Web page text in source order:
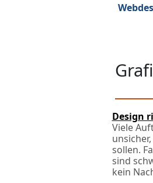
Design
Viele
sollen.
sind
kein